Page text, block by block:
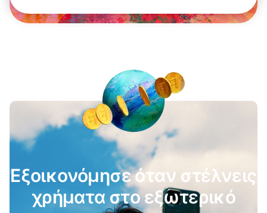
Εξοικονόμησε όταν στέλνεις
χρήματα στο εξωτερικό